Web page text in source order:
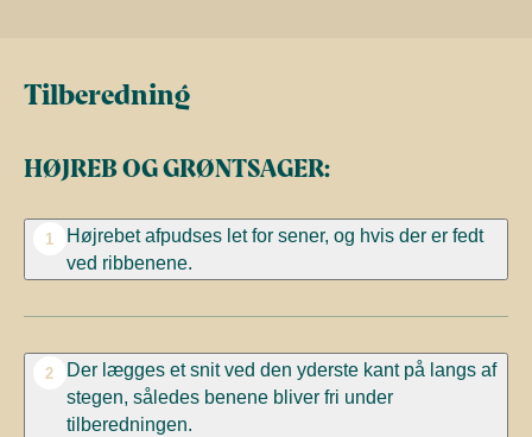
Tilberedning
HØJREB OG GRØNTSAGER:
1
Højrebet afpudses let for sener, og hvis der er fedt
ved ribbenene.
2
Der lægges et snit ved den yderste kant på langs af
stegen, således benene bliver fri under
tilberedningen.